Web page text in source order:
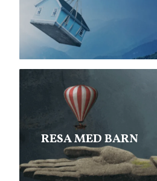
RESA MED BARN